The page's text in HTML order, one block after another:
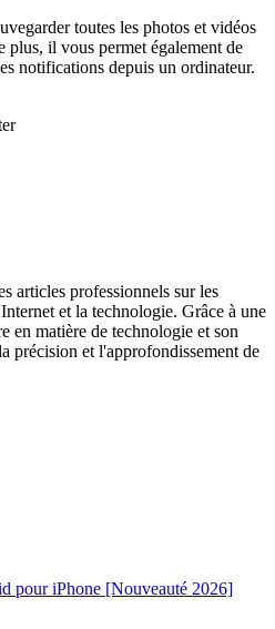
toutes les photos et vidéos
plus, il vous permet également de
notifications depuis un ordinateur.
articles professionnels sur les
et la technologie. Grâce à une
en matière de technologie et son
précision et l'approfondissement de
pour iPhone [Nouveauté 2026]